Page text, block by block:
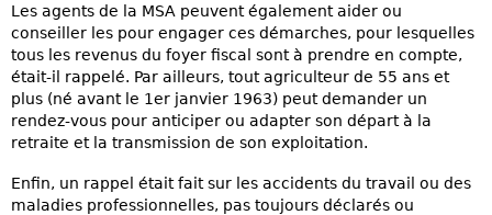
Les agents de la MSA peuvent également aider ou
conseiller les pour engager ces démarches, pour lesquelles
tous les revenus du foyer fiscal sont à prendre en compte,
était-il rappelé. Par ailleurs, tout agriculteur de 55 ans et
plus (né avant le 1er janvier 1963) peut demander un
rendez-vous pour anticiper ou adapter son départ à la
retraite et la transmission de son exploitation.
Enfin, un rappel était fait sur les accidents du travail ou des
maladies professionnelles, pas toujours déclarés ou